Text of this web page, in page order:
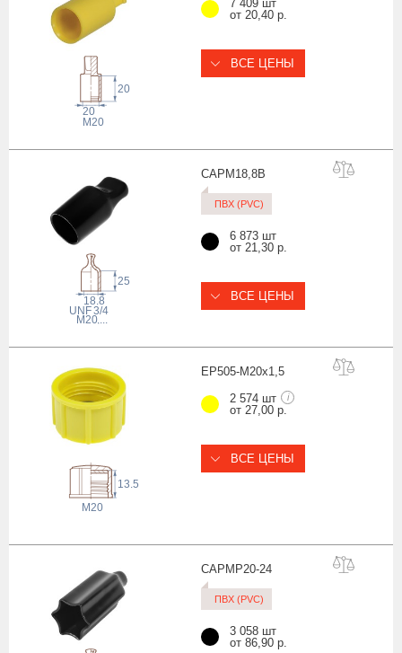
20
20
M20
7 409 шт
от 20,40 р.
ВСЕ ЦЕНЫ
CAPM18,8B
ПВХ (PVC)
M20,...
25
UNF3/4
18.8
6 873 шт
от 21,30 р.
ВСЕ ЦЕНЫ
EP505-M20x1,5
13.5
M20
2 574 шт i
от 27,00 р.
ВСЕ ЦЕНЫ
CAPMP20-24
ПВХ (PVC)
3 058 шт
от 86,90 р.